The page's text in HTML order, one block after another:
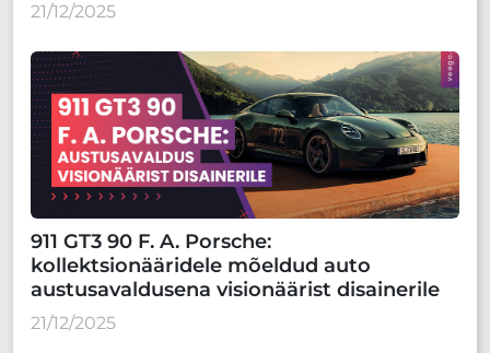
21/12/2025
911 GT3 90 F. A. Porsche:
kollektsionääridele mõeldud auto
austusavaldusena visionäärist disainerile
21/12/2025